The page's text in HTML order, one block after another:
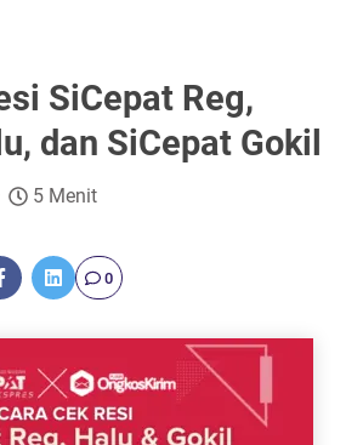
SiCepat Reg,
dan SiCepat Gokil
5 Menit
0